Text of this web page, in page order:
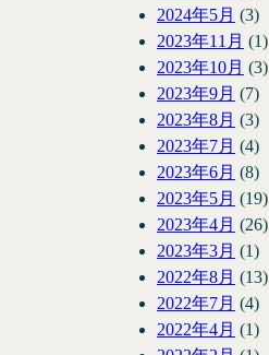
2024年5月 (3)
2023年11月 (1)
2023年10月 (3)
2023年9月 (7)
2023年8月 (3)
2023年7月 (4)
2023年6月 (8)
2023年5月 (19)
2023年4月 (26)
2023年3月 (1)
2022年8月 (13)
2022年7月 (4)
2022年4月 (1)